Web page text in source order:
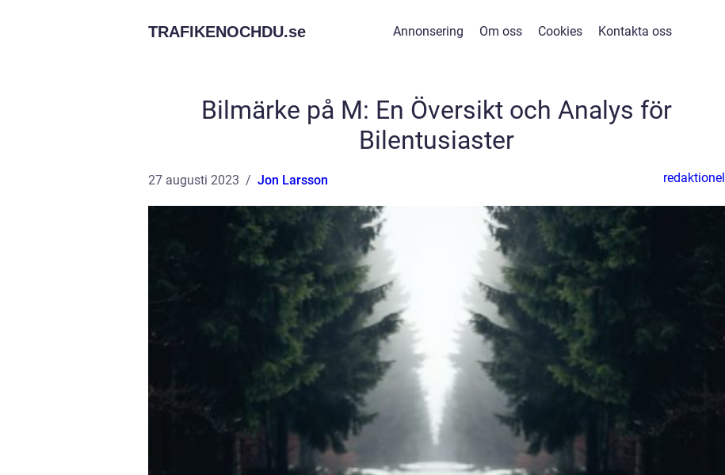
TRAFIKENOCHDU.se Annonsering Om oss Cookies Kontakta oss
Bilmärke på M: En Översikt och Analys för
Bilentusiaster
27 augusti 2023 Jon Larsson redaktionel